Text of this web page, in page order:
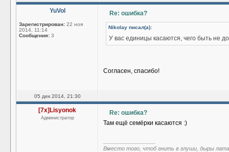
YuVol
Зарегистрирован: 22 ноя
2014, 11:14
Сообщения: 3
Re: ошибка?
Nikolay писал(а):
У вас единицы касаются, чего быть не
Согласен, спасибо!
05 дек 2014, 21:30
[7x]Lisyonok
Администратор
Re: ошибка?
Там ещё семёрки касаются :)
Вместо того, чтоб гнить в глуши, дыры